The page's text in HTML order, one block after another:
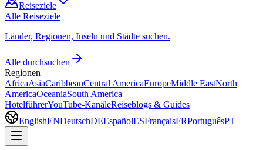
Reiseziele
Alle Reiseziele
Länder, Regionen, Inseln und Städte suchen.
Alle durchsuchen
Regionen
AfricaAsiaCaribbeanCentral AmericaEuropeMiddle EastNorth
AmericaOceaniaSouth America
HotelführerYouTube-KanäleReiseblogs & Guides
EnglishENDeutschDEEspañolESFrançaisFRPortuguêsPT